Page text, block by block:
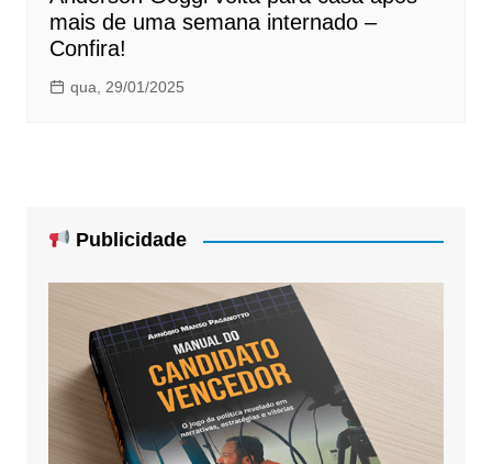
mais de uma semana internado –
Confira!
qua, 29/01/2025
Publicidade